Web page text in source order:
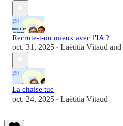
Recrute-t-on mieux avec l'IA ?
oct. 31, 2025 • Laëtitia Vitaud and
La chaise tue
oct. 24, 2025 • Laëtitia Vitaud